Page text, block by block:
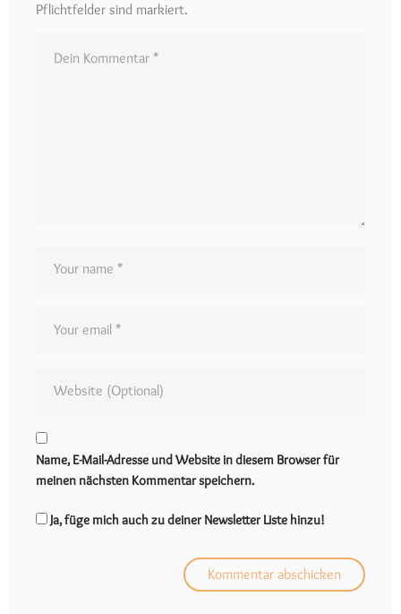
Pflichtfelder sind markiert.
Name, E-Mail-Adresse und Website in diesem Browser für
meinen nächsten Kommentar speichern.
Ja, füge mich auch zu deiner Newsletter Liste hinzu!